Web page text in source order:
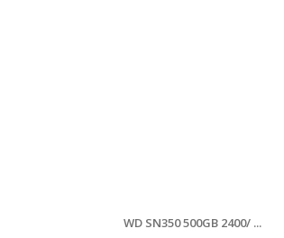
WD SN350 500GB 2400/ ...